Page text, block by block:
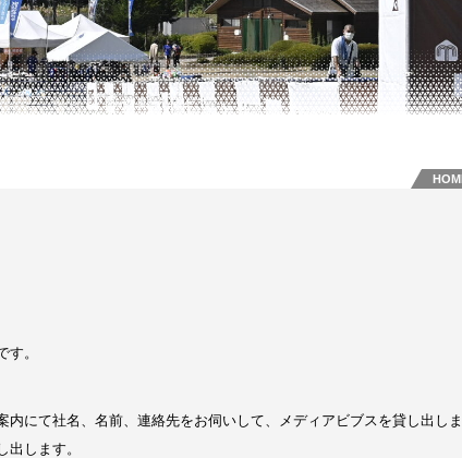
。
にて社名、名前、連絡先をお伺いして、メディアビブスを貸し出しま
します。